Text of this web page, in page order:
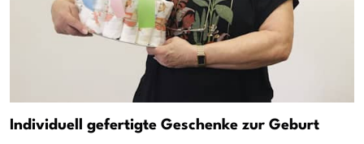
Individuell gefertigte Geschenke zur Geburt